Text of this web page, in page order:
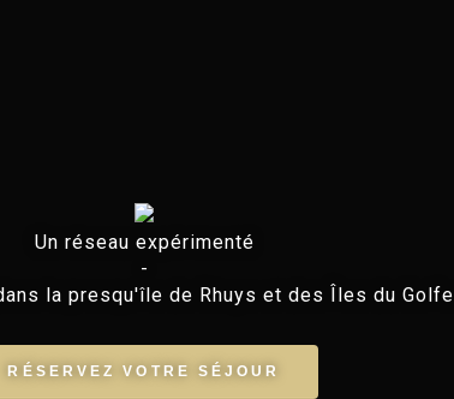
Un réseau expérimenté
-
la presqu'île de Rhuys et des Îles du Golfe
RÉSERVEZ VOTRE SÉJOUR